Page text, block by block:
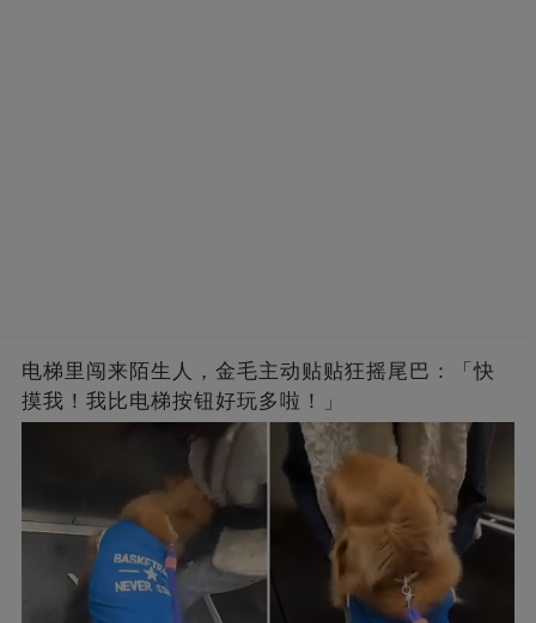
电梯里闯来陌生人，金毛主动贴贴狂摇尾巴：「快
摸我！我比电梯按钮好玩多啦！」